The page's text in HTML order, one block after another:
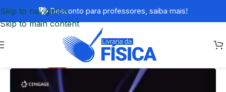
Skip to navigation
Skip to main content
Desconto para professores, saiba mais!